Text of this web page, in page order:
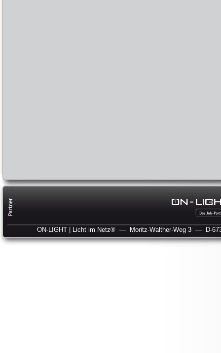
ON-LIGHT | Licht im Netz® — Moritz-Walther-Weg 3 — D-